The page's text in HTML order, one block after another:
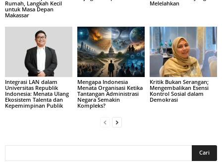
Rumah, Langkah Kecil
untuk Masa Depan
Makassar
Melelahkan
Integrasi LAN dalam
Universitas Republik
Indonesia: Menata Ulang
Ekosistem Talenta dan
Kepemimpinan Publik
Mengapa Indonesia
Menata Organisasi Ketika
Tantangan Administrasi
Negara Semakin
Kompleks?
Kritik Bukan Serangan;
Mengembalikan Esensi
Kontrol Sosial dalam
Demokrasi